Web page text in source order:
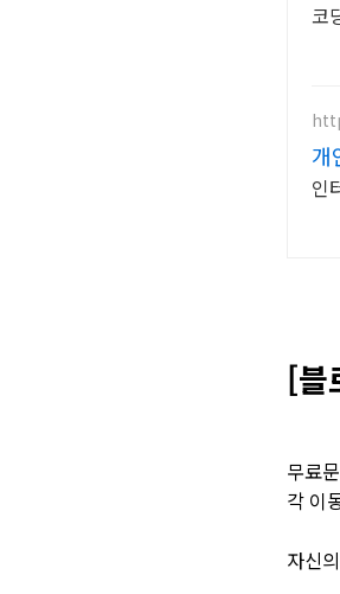
코
개
인
[블
무료
각 이
자신